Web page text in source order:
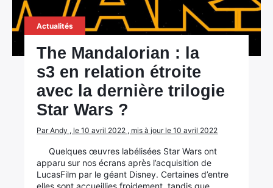
Actualités
The Mandalorian : la
s3 en relation étroite
avec la dernière trilogie
Star Wars ?
Par Andy , le 10 avril 2022 , mis à jour le 10 avril 2022
Quelques œuvres labélisées Star Wars ont
apparu sur nos écrans après l’acquisition de
LucasFilm par le géant Disney. Certaines d’entre
elles sont accueillies froidement, tandis que